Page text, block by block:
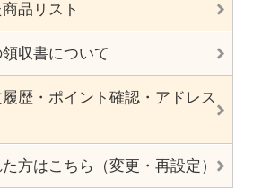
品リスト
収書について
歴・ポイント確認・アドレス
方はこちら（変更・再設定）